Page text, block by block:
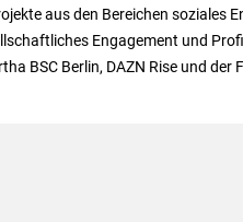
aus den Bereichen soziales
Engagement und
BSC Berlin, DAZN Rise und der